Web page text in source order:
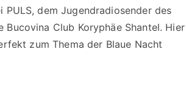
dem Jugendradiosender des
Club Koryphäe Shantel. Hier
zum Thema der Blaue Nacht